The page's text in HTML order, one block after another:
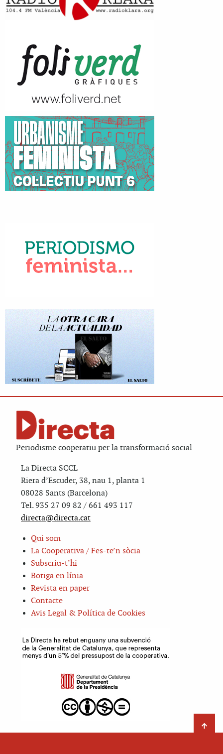
Periodisme cooperatiu per la transformació social
La Directa SCCL
Riera d’Escuder, 38, nau 1, planta 1
08028 Sants (Barcelona)
Tel. 935 27 09 82 / 661 493 117
directa@directa.cat
Qui som
La Cooperativa / Fes-te’n sòcia
Subscriu-t’hi
Botiga en línia
Revista en paper
Contacte
Avis Legal & Política de Cookies